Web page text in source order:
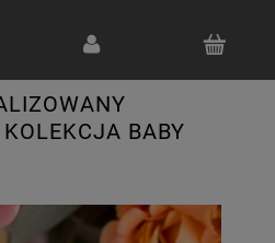
BABY